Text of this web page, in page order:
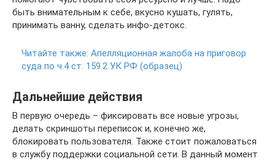
быть внимательным к себе, вкусно кушать, гулять,
принимать ванну, сделать инфо-детокс.
Читайте также: Апелляционная жалоба на приговор
суда по ч.4 ст. 159.2 УК РФ (образец)
Дальнейшие действия
В первую очередь – фиксировать все новые угрозы,
делать скриншоты переписок и, конечно же,
блокировать пользователя. Также стоит пожаловаться
в службу поддержки социальной сети. В данный момент